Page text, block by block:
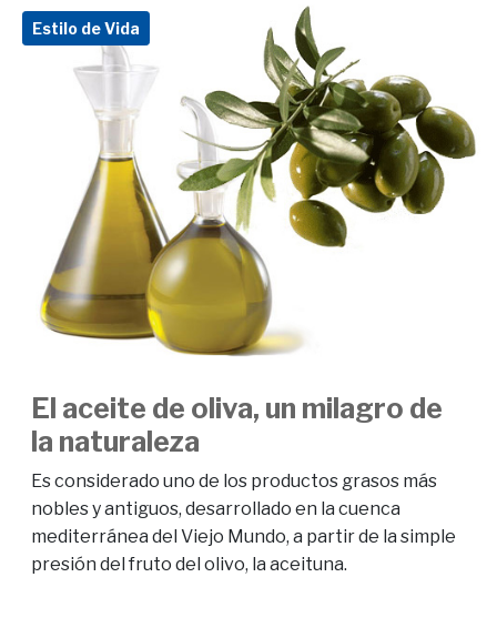
Estilo de Vida
El aceite de oliva, un milagro de
la naturaleza
Es considerado uno de los productos grasos más
nobles y antiguos, desarrollado en la cuenca
mediterránea del Viejo Mundo, a partir de la simple
presión del fruto del olivo, la aceituna.